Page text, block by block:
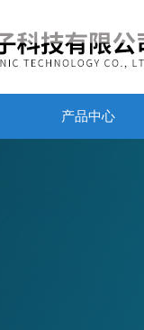
产品中心